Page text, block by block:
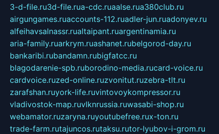
3-d-file.ru3d-file.rua-cdc.ruaalse.rua380club.ru
airgungames.ruaccounts-112.ruadler-jun.ruadonyev.ru
alfeihavsalnassr.rualtaipant.ruargentinamia.ru
aria-family.ruarkrym.ruashanet.rubelgorod-day.ru
bankaribi.rubandamn.rubigfatcc.ru
blagodarenie-spb.ruborodino-media.rucard-voice.ru
cardvoice.ruzed-online.ruzvonitut.ruzebra-tlt.ru
zarafshan.ruyork-life.ruvintovoykompressor.ru
vladivostok-map.ruvlknrussia.ruwasabi-shop.ru
webamator.ruzaryna.ruyoutubefree.rux-ton.ru
trade-farm.rutajuncos.rutaksu.rutor-lyubov-i-grom.ru